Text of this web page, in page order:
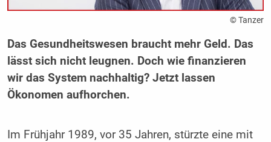
© Tanzer
Das Gesundheitswesen braucht mehr Geld. Das
lässt sich nicht leugnen. Doch wie finanzieren
wir das System nachhaltig? Jetzt lassen
Ökonomen aufhorchen.
Im Frühjahr 1989, vor 35 Jahren, stürzte eine mit